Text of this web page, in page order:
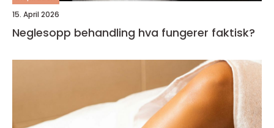
15. April 2026
Neglesopp behandling hva fungerer faktisk?